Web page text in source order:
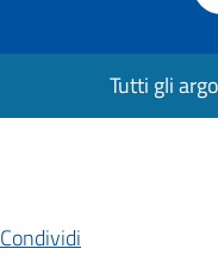
Tutti gli
Condividi